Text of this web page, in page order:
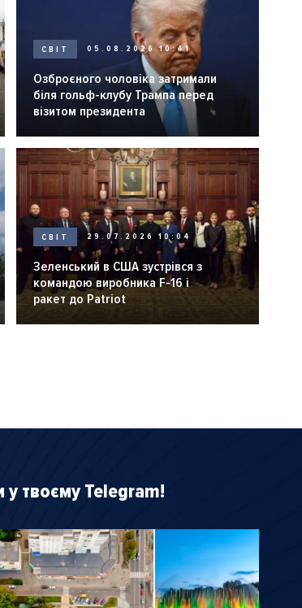
СВІТ 05.08.2026 10:41
Озброєного чоловіка затримали
біля гольф-клубу Трампа перед
візитом президента
СВІТ 29.07.2026 10:04
Зеленський в США зустрівся з
командою виробника F-16 і
ракет до Patriot
у твоєму Telegram!